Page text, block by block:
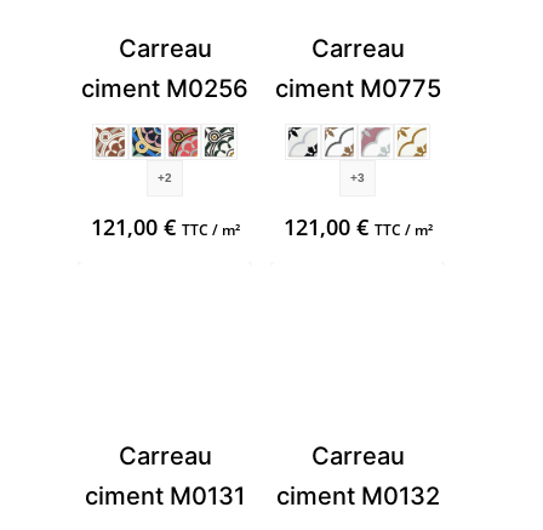
Carreau
ciment M0256
+2
121,00 € TTC / m²
Carreau
ciment M0775
+3
121,00 € TTC / m²
Carreau
ciment M0131
Carreau
ciment M0132